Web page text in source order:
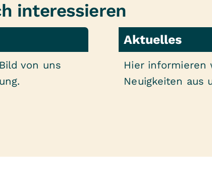
interessieren
von uns
Aktuelles
Hier informieren
Neuigkeiten aus